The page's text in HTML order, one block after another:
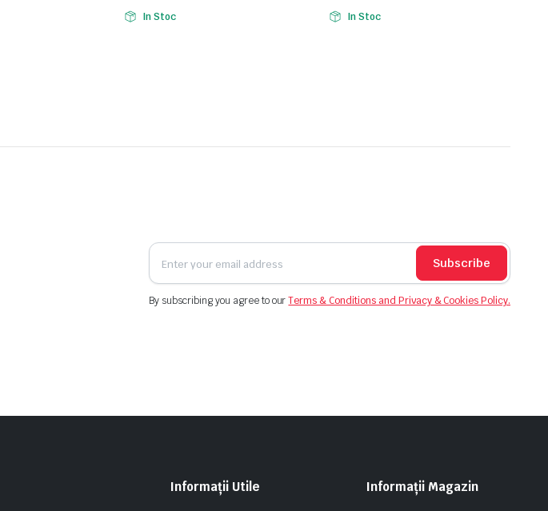
In Stoc In Stoc
Subscribe
By subscribing you agree to ourTerms & Conditions and Privacy & Cookies Policy.
Informații Utile Informații Magazin